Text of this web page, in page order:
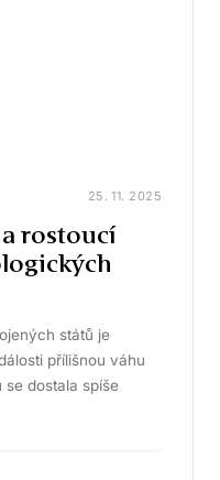
25. 11. 2025
rostoucí
států je
přílišnou váhu
se dostala spíše